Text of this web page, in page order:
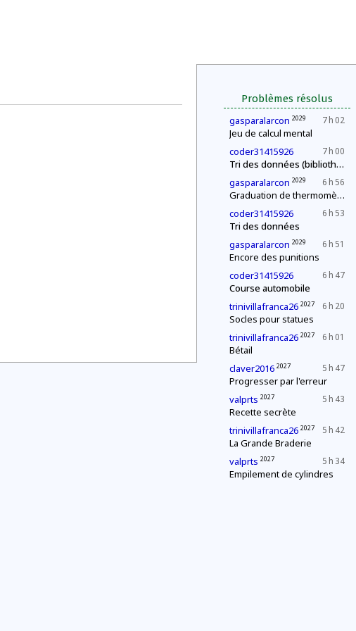
Problèmes résolus
7 h 02
gasparalarcon 2029
Jeu de calcul mental
7 h 00
coder31415926
Tri des données (bibliothèque)
6 h 56
gasparalarcon 2029
Graduation de thermomètres
6 h 53
coder31415926
Tri des données
6 h 51
gasparalarcon 2029
Encore des punitions
6 h 47
coder31415926
Course automobile
6 h 20
trinivillafranca26 2027
Socles pour statues
6 h 01
trinivillafranca26 2027
Bétail
5 h 47
claver2016 2027
Progresser par l'erreur
5 h 43
valprts 2027
Recette secrète
5 h 42
trinivillafranca26 2027
La Grande Braderie
5 h 34
valprts 2027
Empilement de cylindres